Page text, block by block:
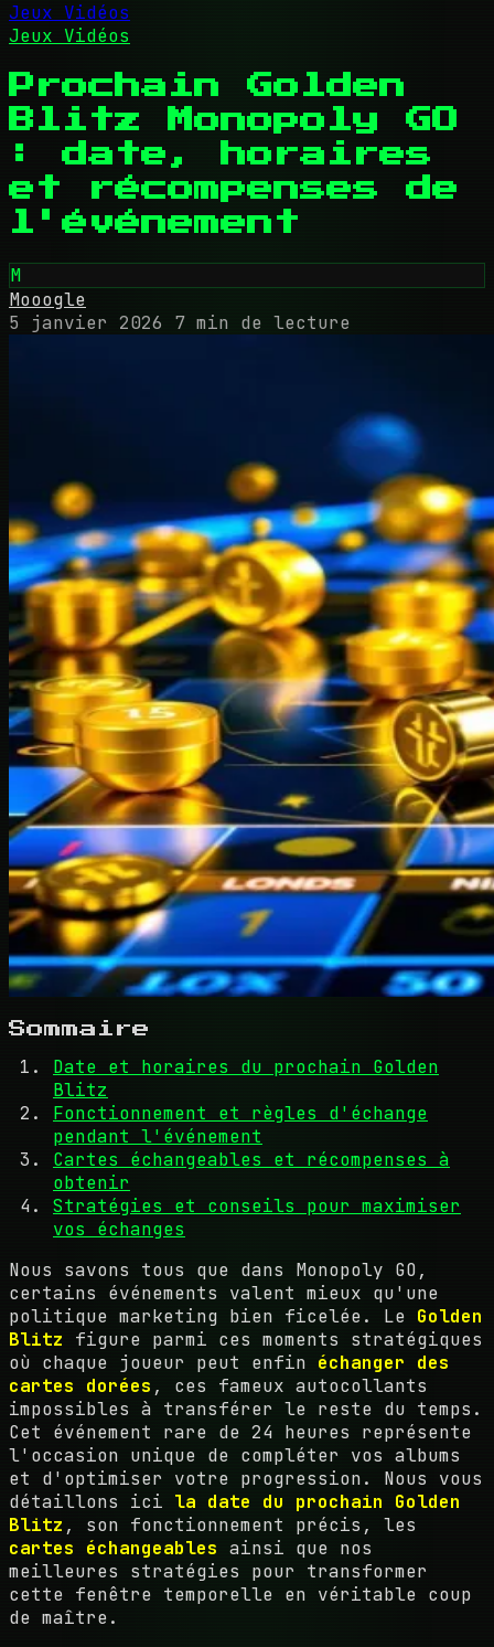
Jeux Vidéos
Jeux Vidéos
Prochain Golden
Blitz Monopoly GO
: date, horaires
et récompenses de
l'événement
M
Mooogle
5 janvier 2026
7 min de lecture
Sommaire
Date et horaires du prochain Golden
Blitz
Fonctionnement et règles d'échange
pendant l'événement
Cartes échangeables et récompenses à
obtenir
Stratégies et conseils pour maximiser
vos échanges
Nous savons tous que dans Monopoly GO,
certains événements valent mieux qu'une
politique marketing bien ficelée. Le Golden
Blitz figure parmi ces moments stratégiques
où chaque joueur peut enfin échanger des
cartes dorées , ces fameux autocollants
impossibles à transférer le reste du temps.
Cet événement rare de 24 heures représente
l'occasion unique de compléter vos albums
et d'optimiser votre progression. Nous vous
détaillons ici la date du prochain Golden
Blitz , son fonctionnement précis, les
cartes échangeables ainsi que nos
meilleures stratégies pour transformer
cette fenêtre temporelle en véritable coup
de maître.